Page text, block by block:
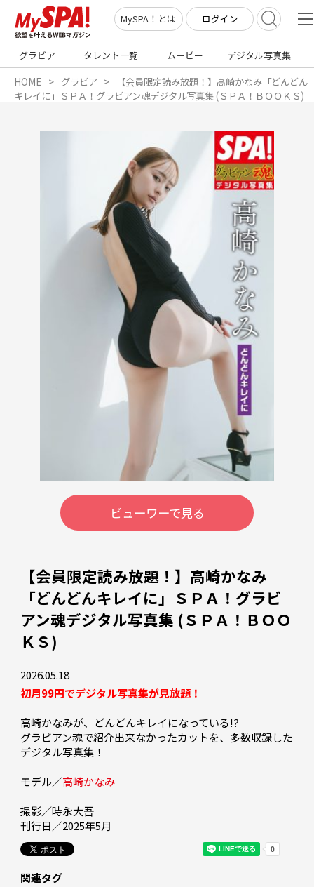
MySPA！とは ログイン
グラビア タレント一覧 ムービー デジタル写真集
HOME グラビア
【会員限定読み放題！】高崎かなみ「どんどん
キレイに」ＳＰＡ！グラビアン魂デジタル写真集 (ＳＰＡ！ＢＯＯＫＳ)
ビューワーで見る
【会員限定読み放題！】高崎かなみ
「どんどんキレイに」ＳＰＡ！グラビ
アン魂デジタル写真集 (ＳＰＡ！ＢＯＯ
ＫＳ)
2026.05.18
初月99円でデジタル写真集が見放題！
高崎かなみが、どんどんキレイになっている!?
グラビアン魂で紹介出来なかったカットを、多数収録した
デジタル写真集！
モデル／高崎かなみ
撮影／時永大吾
刊行日／2025年5月
関連タグ